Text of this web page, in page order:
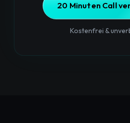
20 Minuten Call
Kostenfrei &